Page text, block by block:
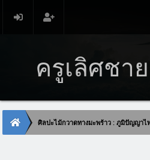
ครูเลิศชา
ศิลปะไม้กวาดทางมะพร้าว : ภูมิปัญญา